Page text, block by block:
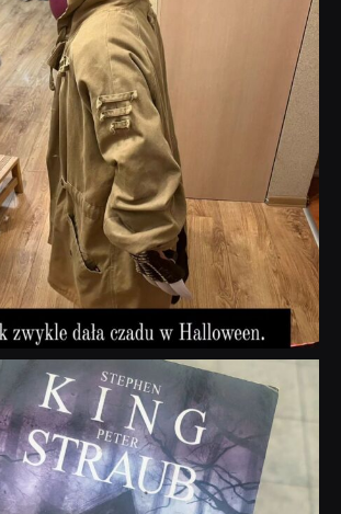
dobryhorror
Wrz 23